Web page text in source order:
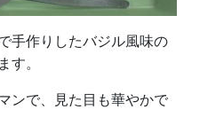
手作りしたバジル風味の
す。
ンで、見た目も華やかで